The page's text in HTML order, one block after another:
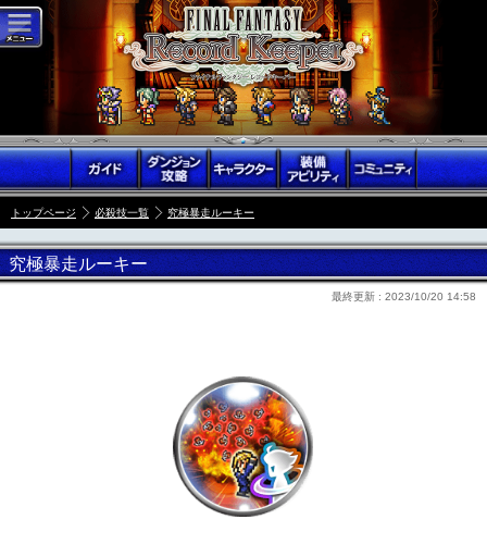
トップページ 必殺技一覧 究極暴走ルーキー
究極暴走ルーキー
最終更新 : 2023/10/20 14:58